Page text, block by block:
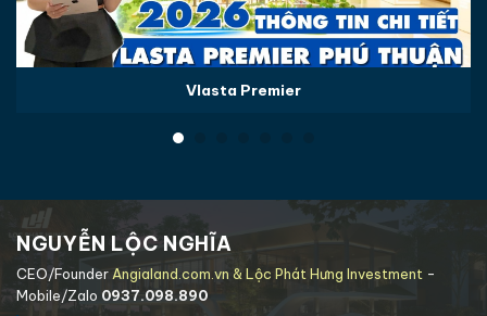
Vlasta Premier
NGUYỄN LỘC NGHĨA
CEO/Founder Angialand.com.vn & Lộc Phát Hưng Investment -
Mobile/Zalo 0937.098.890